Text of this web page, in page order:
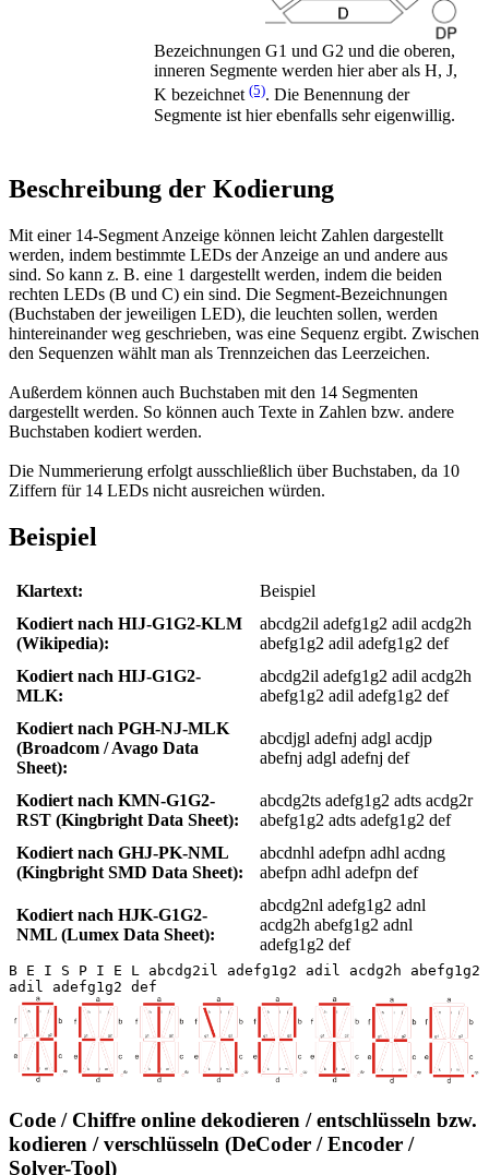
Bezeichnungen G1 und G2 und die oberen,
inneren Segmente werden hier aber als H, J,
K bezeichnet (5). Die Benennung der
Segmente ist hier ebenfalls sehr eigenwillig.
Beschreibung der Kodierung
Mit einer 14-Segment Anzeige können leicht Zahlen dargestellt
werden, indem bestimmte LEDs der Anzeige an und andere aus
sind. So kann z. B. eine 1 dargestellt werden, indem die beiden
rechten LEDs (B und C) ein sind. Die Segment-Bezeichnungen
(Buchstaben der jeweiligen LED), die leuchten sollen, werden
hintereinander weg geschrieben, was eine Sequenz ergibt. Zwischen
den Sequenzen wählt man als Trennzeichen das Leerzeichen.
Außerdem können auch Buchstaben mit den 14 Segmenten
dargestellt werden. So können auch Texte in Zahlen bzw. andere
Buchstaben kodiert werden.
Die Nummerierung erfolgt ausschließlich über Buchstaben, da 10
Ziffern für 14 LEDs nicht ausreichen würden.
Beispiel
Klartext:
Beispiel
Kodiert nach HIJ-G1G2-KLM
(Wikipedia):
abcdg2il adefg1g2 adil acdg2h
abefg1g2 adil adefg1g2 def
Kodiert nach HIJ-G1G2-
MLK:
abcdg2il adefg1g2 adil acdg2h
abefg1g2 adil adefg1g2 def
Kodiert nach PGH-NJ-MLK
(Broadcom / Avago Data
Sheet):
abcdjgl adefnj adgl acdjp
abefnj adgl adefnj def
Kodiert nach KMN-G1G2-
RST (Kingbright Data Sheet):
abcdg2ts adefg1g2 adts acdg2r
abefg1g2 adts adefg1g2 def
Kodiert nach GHJ-PK-NML
(Kingbright SMD Data Sheet):
abcdnhl adefpn adhl acdng
abefpn adhl adefpn def
Kodiert nach HJK-G1G2-
NML (Lumex Data Sheet):
abcdg2nl adefg1g2 adnl
acdg2h abefg1g2 adnl
adefg1g2 def
B E I S P I E L abcdg2il adefg1g2 adil acdg2h abefg1g2
adil adefg1g2 def
Code / Chiffre online dekodieren / entschlüsseln bzw.
kodieren / verschlüsseln (DeCoder / Encoder /
Solver-Tool)